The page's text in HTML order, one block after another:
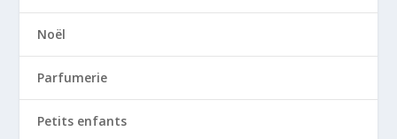
Noël
Parfumerie
Petits enfants